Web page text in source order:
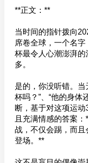
**正文：**
当时间的指针拨向
席卷全球，一个名
杯最令人心潮澎湃
多。
是的，你没听错。
杯吗？”、“他的身体
断，基于对这项运
且充满情感的答案
战，不仅会踢，而
登场。**